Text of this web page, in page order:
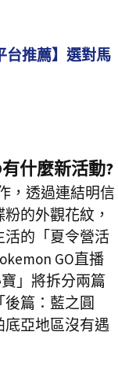
台推薦】選對馬
什麼新活動?
，透過連結明信
的外觀花紋，
活的「夏令營活
GO直播
」將拆分兩篇
篇：藍之圓
亞地區沒有遇